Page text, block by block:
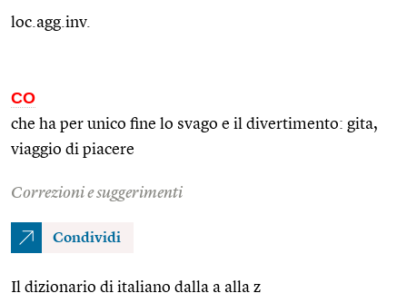
loc.agg.inv.
CO
che ha per unico fine lo svago e il divertimento: gita,
viaggio di piacere
Correzioni e suggerimenti
Condividi
Il dizionario di italiano dalla a alla z